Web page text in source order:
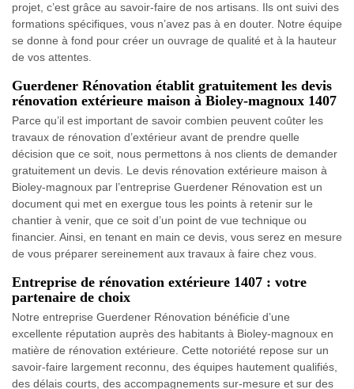
projet, c’est grâce au savoir-faire de nos artisans. Ils ont suivi des
formations spécifiques, vous n’avez pas à en douter. Notre équipe
se donne à fond pour créer un ouvrage de qualité et à la hauteur
de vos attentes.
Guerdener Rénovation établit gratuitement les devis
rénovation extérieure maison à Bioley-magnoux 1407
Parce qu’il est important de savoir combien peuvent coûter les
travaux de rénovation d’extérieur avant de prendre quelle
décision que ce soit, nous permettons à nos clients de demander
gratuitement un devis. Le devis rénovation extérieure maison à
Bioley-magnoux par l’entreprise Guerdener Rénovation est un
document qui met en exergue tous les points à retenir sur le
chantier à venir, que ce soit d’un point de vue technique ou
financier. Ainsi, en tenant en main ce devis, vous serez en mesure
de vous préparer sereinement aux travaux à faire chez vous.
Entreprise de rénovation extérieure 1407 : votre
partenaire de choix
Notre entreprise Guerdener Rénovation bénéficie d’une
excellente réputation auprès des habitants à Bioley-magnoux en
matière de rénovation extérieure. Cette notoriété repose sur un
savoir-faire largement reconnu, des équipes hautement qualifiés,
des délais courts, des accompagnements sur-mesure et sur des